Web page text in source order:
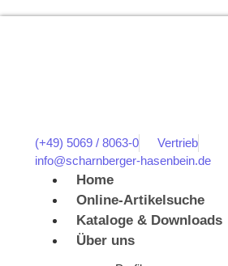
(+49) 5069 / 8063-0
Vertrieb
info@scharnberger-hasenbein.de
Home
Online-Artikelsuche
Kataloge & Downloads
Über uns